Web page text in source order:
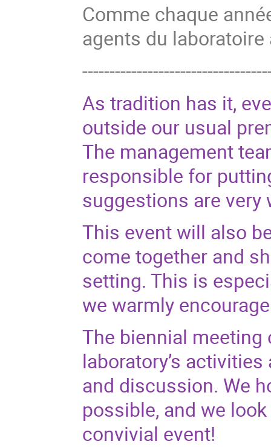
Comme chaque
agents du
As tradition has it,
outside our usual
The management
responsible for
suggestions are very
This event will also
come together and
setting. This is
we warmly
The biennial
laboratory’s
and discussion. We
possible, and we
convivial event!